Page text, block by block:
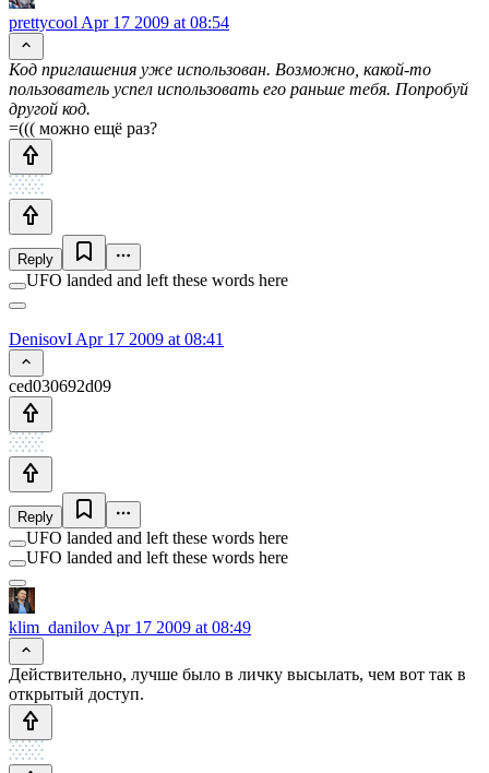
prettycool Apr 17 2009 at 08:54
Код приглашения уже использован. Возможно, какой-то
пользователь успел использовать его раньше тебя. Попробуй
другой код.
=((( можно ещё раз?
Reply
UFO landed and left these words here
DenisovI Apr 17 2009 at 08:41
ced030692d09
Reply
UFO landed and left these words here
UFO landed and left these words here
klim_danilov Apr 17 2009 at 08:49
Действительно, лучше было в личку высылать, чем вот так в
открытый доступ.